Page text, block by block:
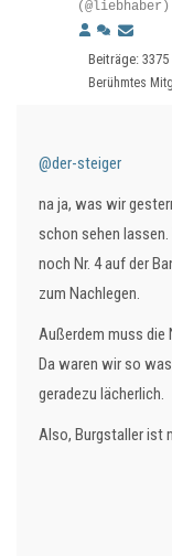
(@liebhaber)
Beiträge: 3375
Berühmtes
@der-steiger
na ja, was wir
schon sehen
noch Nr. 4 auf der
zum Nachlegen.
Außerdem muss die
Da waren wir so
geradezu lächerlich.
Also, Burgstaller ist